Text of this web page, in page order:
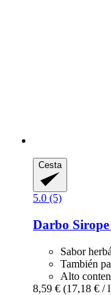
Cesta
5.0 (5)
Darbo
Sabor
También
Alto
8,59 € (17,18 € /